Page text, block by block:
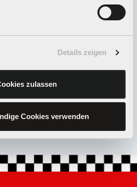
Details zeigen
zulassen
Cookies verwenden
die angegebene Lieferzeit?